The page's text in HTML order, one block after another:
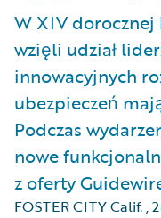
W XIV
wzięli udział
innowacyjnych
ubezpieczeń
Podczas
nowe
z oferty
FOSTER CITY Calif.,